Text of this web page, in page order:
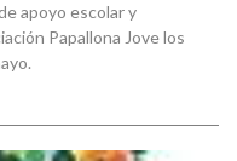
apoyo escolar y
Papallona Jove los